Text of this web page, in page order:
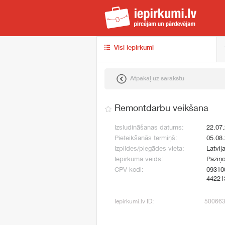
Visi iepirkumi
Atpakaļ uz sarakstu
Remontdarbu veikšana
Izsludināšanas datums:
Pieteikšanās termiņš:
Izpildes/piegādes vieta:
Iepirkuma veids:
CPV kodi:
Iepirkumi.lv ID: